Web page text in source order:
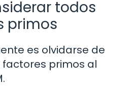
todos
primos
es olvidarse de
factores primos al